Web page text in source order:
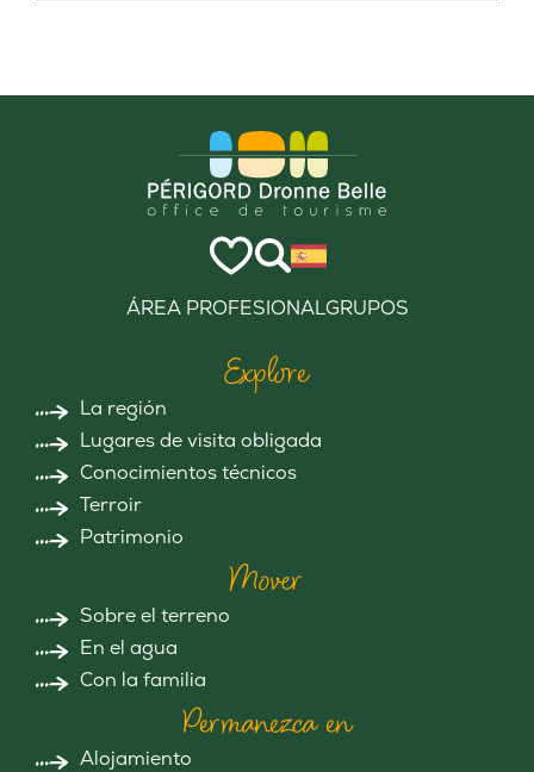
ÁREA PROFESIONALGRUPOS
Explore
La región
Lugares de visita obligada
Conocimientos técnicos
Terroir
Patrimonio
Mover
Sobre el terreno
En el agua
Con la familia
Permanezca en
Alojamiento